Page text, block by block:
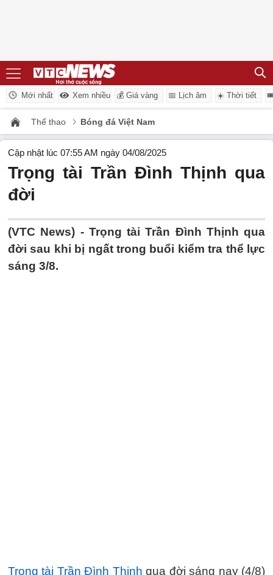
Mới nhất Xem nhiều 💰 Giá vàng 📅 Lịch âm ☀️ Thời tiết
Thể thao Bóng đá Việt Nam
Cập nhật lúc 07:55 AM ngày 04/08/2025
Trọng tài Trần Đình Thịnh qua
đời
(VTC News) - Trọng tài Trần Đình Thịnh qua
đời sau khi bị ngất trong buổi kiểm tra thể lực
sáng 3/8.
Trọng tài Trần Đình Thịnh qua đời sáng nay (4/8)